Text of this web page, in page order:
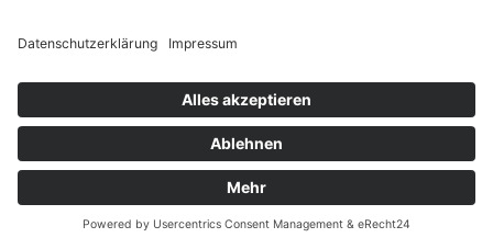
von Art. 6 Abs. 1 lit. f DSGVO. Der Websitebetreiber
hat ein berechtigtes Interesse an der technisch
fehlerfreien Darstellung und der Optimierung seiner
Website – hierzu müssen die Server-Log-Files erfasst
Kontaktformular
Wenn Sie uns per Kontaktformular Anfragen